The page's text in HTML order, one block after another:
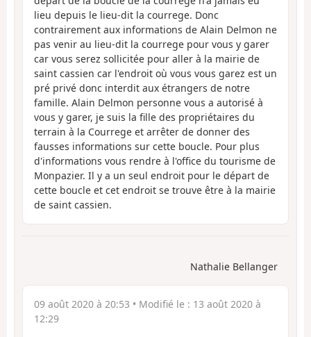
lieu depuis le lieu-dit la courrege. Donc
contrairement aux informations de Alain Delmon ne
pas venir au lieu-dit la courrege pour vous y garer
car vous serez sollicitée pour aller à la mairie de
saint cassien car l'endroit où vous vous garez est un
pré privé donc interdit aux étrangers de notre
famille. Alain Delmon personne vous a autorisé à
vous y garer, je suis la fille des propriétaires du
terrain à la Courrege et arrêter de donner des
fausses informations sur cette boucle. Pour plus
d'informations vous rendre à l'office du tourisme de
Monpazier. Il y a un seul endroit pour le départ de
cette boucle et cet endroit se trouve être à la mairie
de saint cassien.
Nathalie Bellanger
09 août 2020 à 20:53 • Modifié le : 13 août 2020 à
12:29